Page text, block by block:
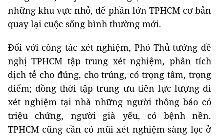
những khu vực nhỏ, để phần lớn TPHCM cơ bản
quay lại cuộc sống bình thường mới.
Đối với công tác xét nghiệm, Phó Thủ tướng đề
nghị TPHCM tập trung xét nghiệm, phân tích
dịch tễ cho đúng, cho trúng, có trọng tâm, trọng
điểm; đồng thời tập trung ưu tiên lực lượng đi
xét nghiệm tại nhà những người thông báo có
triệu chứng, người già yếu, có bệnh nền.
TPHCM cũng cần có mũi xét nghiệm sàng lọc ở